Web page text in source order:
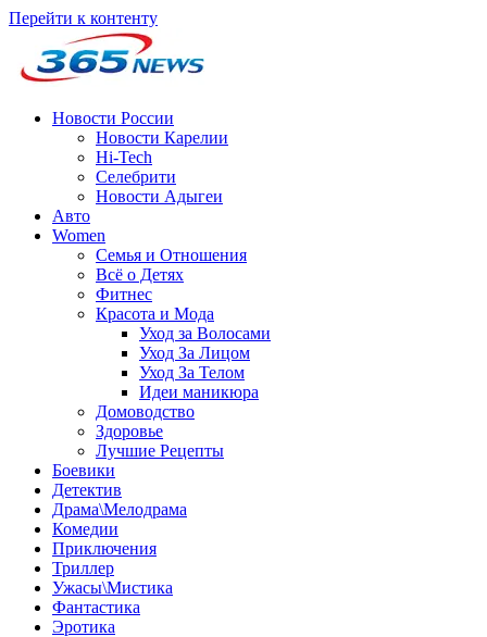
Перейти к контенту
Новости России
Новости Карелии
Hi-Tech
Селебрити
Новости Адыгеи
Авто
Women
Семья и Отношения
Всё о Детях
Фитнес
Красота и Мода
Уход за Волосами
Уход За Лицом
Уход За Телом
Идеи маникюра
Домоводство
Здоровье
Лучшие Рецепты
Боевики
Детектив
Драма\Мелодрама
Комедии
Приключения
Триллер
Ужасы\Мистика
Фантастика
Эротика